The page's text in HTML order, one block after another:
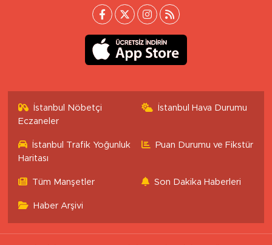
İstanbul Nöbetçi
Eczaneler
İstanbul Hava Durumu
İstanbul Trafik Yoğunluk
Haritası
Puan Durumu ve Fikstür
Tüm Manşetler Son Dakika Haberleri
Haber Arşivi